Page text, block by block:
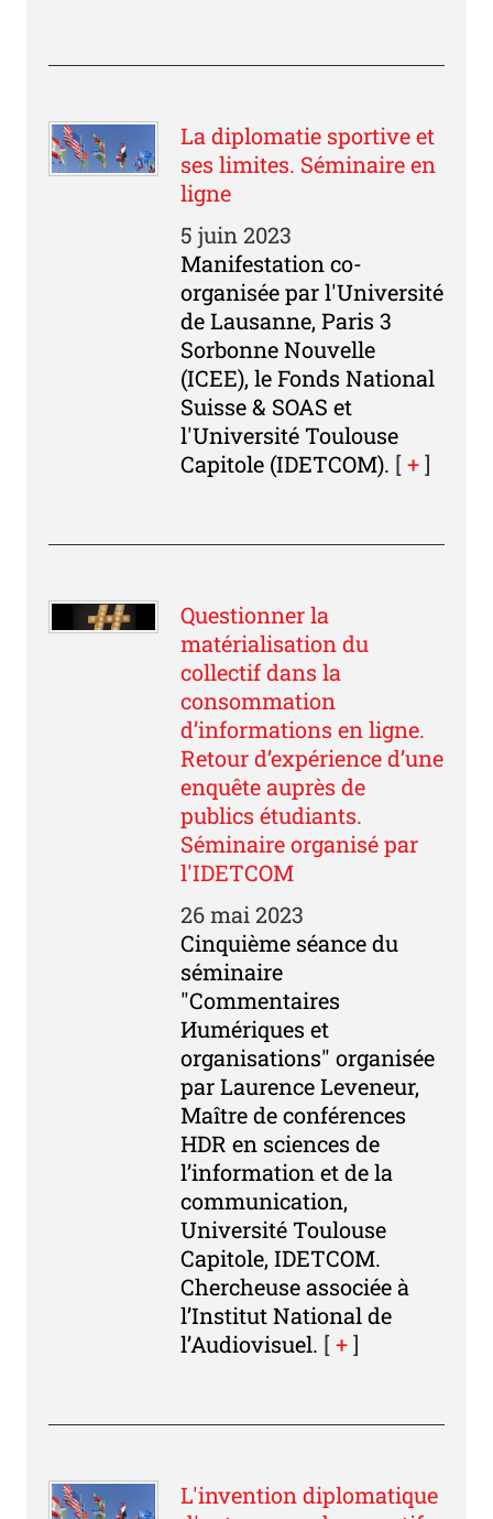
La diplomatie sportive et
ses limites. Séminaire en
ligne
5 juin 2023
Manifestation co-
organisée par l'Université
de Lausanne, Paris 3
Sorbonne Nouvelle
(ICEE), le Fonds National
Suisse & SOAS et
l'Université Toulouse
Capitole (IDETCOM). [+]
Questionner la
matérialisation du
collectif dans la
consommation
d’informations en ligne.
Retour d’expérience d’une
enquête auprès de
publics étudiants.
Séminaire organisé par
l'IDETCOM
26 mai 2023
Cinquième séance du
séminaire
"Commentaires
Иumériques et
organisations" organisée
par Laurence Leveneur,
Maître de conférences
HDR en sciences de
l’information et de la
communication,
Université Toulouse
Capitole, IDETCOM.
Chercheuse associée à
l’Institut National de
l’Audiovisuel. [+]
L'invention diplomatique